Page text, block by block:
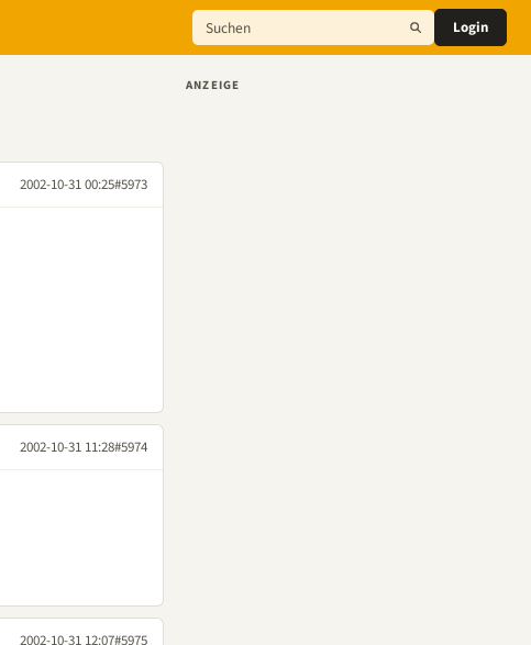
Login
2002-10-31 00:25#5973
2002-10-31 11:28#5974
2002-10-31 12:07#5975
ANZEIGE